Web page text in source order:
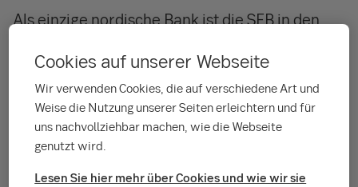
Als einzige nordische Bank ist die SEB in den
aufgenommen worden. In diesem globalen
Nachhaltigkeitsindex sind die Unternehmen
aufgeführt, die bei ihren ökonomischen,
ökologischen und sozialen Anstrengungen
weltweit die besten Leistungen ihrer Branche
erbringen.
Cookies auf unserer Webseite
Wir verwenden Cookies, die auf verschiedene Art und
Weise die Nutzung unserer Seiten erleichtern und für
uns nachvollziehbar machen, wie die Webseite
genutzt wird.
Lesen Sie hier mehr über Cookies und wie wir sie